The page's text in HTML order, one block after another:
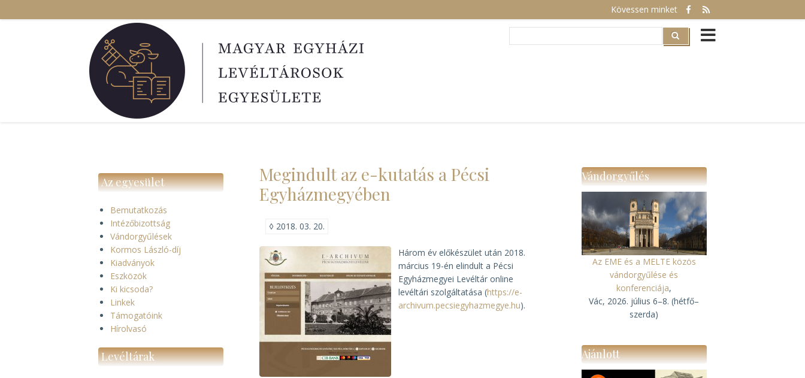
a
Kövessen minket
Search
Az egyesület
Bemutatkozás
Intézőbizottság
Vándorgyűlések
Kormos László-díj
Kiadványok
Eszközök
Ki kicsoda?
Linkek
Támogatóink
Hírolvasó
Levéltárak
Megindult az e-kutatás a Pécsi
Egyházmegyében
◊ 2018. 03. 20.
Három év előkészület után 2018.
március 19-én elindult a Pécsi
Egyházmegyei Levéltár online
levéltári szolgáltatása (https://e-
archivum.pecsiegyhazmegye.hu).
Vándorgyűlés
Az EME és a MELTE közös
vándorgyűlése és
konferenciája,
Vác, 2026. július 6–8. (hétfő–
szerda)
Ajánlott